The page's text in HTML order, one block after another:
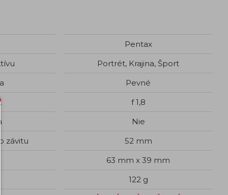
Pentax
Portrét, Krajina, Šport
Pevné
f 1,8
Nie
závitu
52 mm
63 mm x 39 mm
122 g